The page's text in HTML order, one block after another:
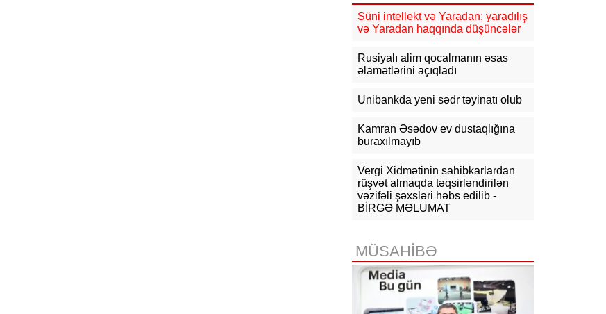
09:14 NYT: ABŞ Kubanın rəhbəri
vəzifəsinə namizəd axtarır
09:04Azərbaycan XİN
Gürcüstandakı münaqişənin sülh
yolu ilə həllinə dəstəyini təsdiqləyib
08:57Azərbaycan-ABŞ strateji
memorandumun imzalanmasının bir
ili tamam olur
07-08-2026
19:03 Bəzi yerlərə yağış yağacaq,
dolu düşəcək - XƏBƏRDARLIQ
üzərindən neft ixracını
genişləndirməyi planlaşdırır
Süni intellekt və Yaradan: yaradılış
və Yaradan haqqında düşüncələr
Rusiyalı alim qocalmanın əsas
əlamətlərini açıqladı
Unibankda yeni sədr təyinatı olub
Kamran Əsədov ev dustaqlığına
buraxılmayıb
Vergi Xidmətinin sahibkarlardan
rüşvət almaqda təqsirləndirilən
vəzifəli şəxsləri həbs edilib -
BİRGƏ MƏLUMAT
MÜSAHİBƏ